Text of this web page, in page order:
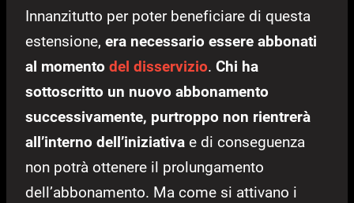
Innanzitutto per poter beneficiare di questa
estensione, era necessario essere abbonati
al momento del disservizio. Chi ha
sottoscritto un nuovo abbonamento
successivamente, purtroppo non rientrerà
all’interno dell’iniziativa e di conseguenza
non potrà ottenere il prolungamento
dell’abbonamento. Ma come si attivano i